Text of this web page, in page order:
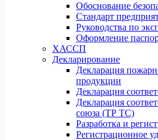
Обоснование
Стандарт
Руководства по
Оформление
ХАССП
Декларирование
Декларация
продукции
Декларация
Декларация
союза (ТР ТС)
Разработка и
Регистрационное